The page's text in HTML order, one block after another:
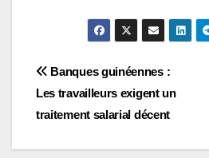
Navigation
de
l’article
Banques guinéennes :
Les travailleurs exigent un
traitement salarial décent